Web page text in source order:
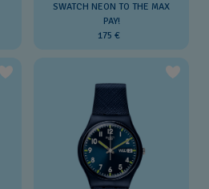
SWATCH NEON TO THE MAX
PAY!
175 €